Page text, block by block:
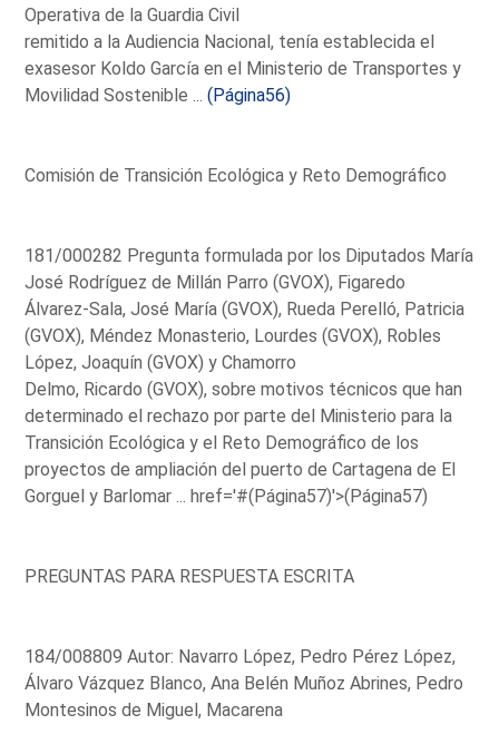
Operativa de la Guardia Civil
remitido a la Audiencia Nacional, tenía establecida el
exasesor Koldo García en el Ministerio de Transportes y
Movilidad Sostenible ...(Página56)
Comisión de Transición Ecológica y Reto Demográfico
181/000282 Pregunta formulada por los Diputados María
José Rodríguez de Millán Parro (GVOX), Figaredo
Álvarez-Sala, José María (GVOX), Rueda Perelló, Patricia
(GVOX), Méndez Monasterio, Lourdes (GVOX), Robles
López, Joaquín (GVOX) y Chamorro
Delmo, Ricardo (GVOX), sobre motivos técnicos que han
determinado el rechazo por parte del Ministerio para la
Transición Ecológica y el Reto Demográfico de los
proyectos de ampliación del puerto de Cartagena de El
Gorguel y Barlomar ...href='#(Página57)'>(Página57)
PREGUNTAS PARA RESPUESTA ESCRITA
184/008809 Autor: Navarro López, Pedro Pérez López,
Álvaro Vázquez Blanco, Ana Belén Muñoz Abrines, Pedro
Montesinos de Miguel, Macarena